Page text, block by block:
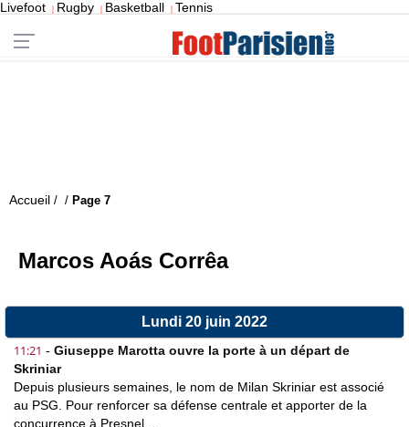
Livefoot | Rugby | Basketball | Tennis
Accueil / / Page 7
Marcos Aoás Corrêa
Lundi 20 juin 2022
11:21 - Giuseppe Marotta ouvre la porte à un départ de
Skriniar
Depuis plusieurs semaines, le nom de Milan Skriniar est associé
au PSG. Pour renforcer sa défense centrale et apporter de la
concurrence à Presnel...